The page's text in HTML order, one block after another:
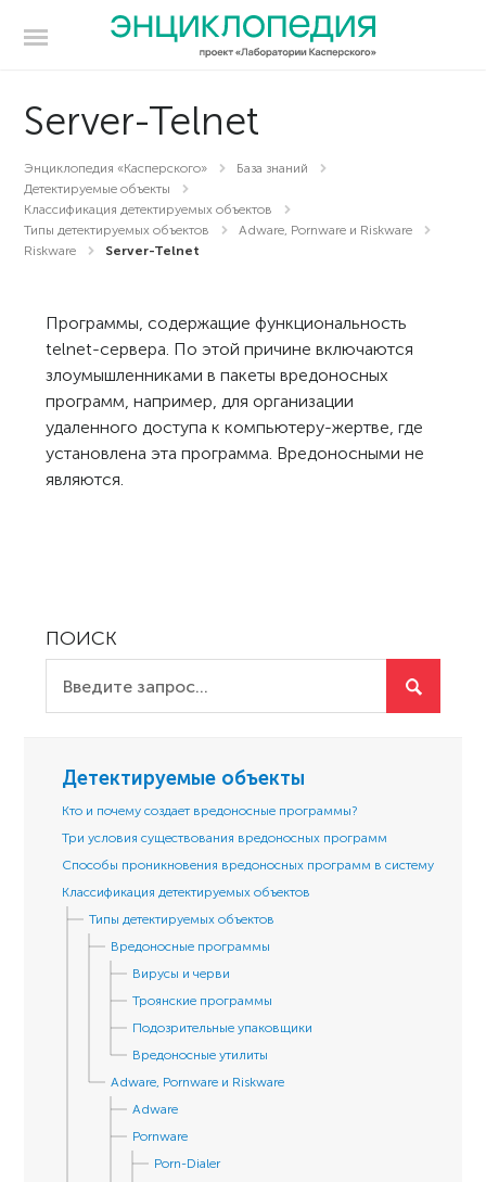
Server-Telnet
Энциклопедия «Касперского»
База знаний
Детектируемые объекты
Классификация детектируемых объектов
Типы детектируемых объектов
Adware, Pornware и Riskware
Riskware
Server-Telnet
Программы, содержащие функциональность
telnet-сервера. По этой причине включаются
злоумышленниками в пакеты вредоносных
программ, например, для организации
удаленного доступа к компьютеру-жертве, где
установлена эта программа. Вредоносными не
являются.
ПОИСК
Детектируемые объекты
Кто и почему создает вредоносные программы?
Три условия существования вредоносных программ
Способы проникновения вредоносных программ в систему
Классификация детектируемых объектов
Типы детектируемых объектов
Вредоносные программы
Вирусы и черви
Троянские программы
Подозрительные упаковщики
Вредоносные утилиты
Adware, Pornware и Riskware
Adware
Pornware
Porn-Dialer